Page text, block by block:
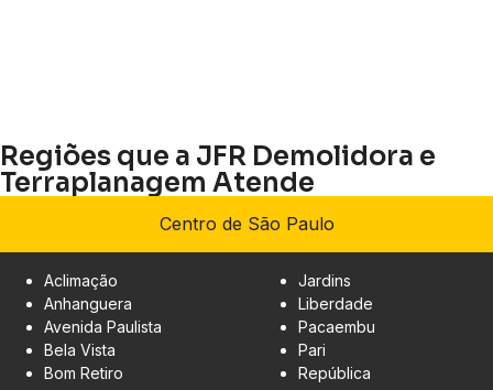
Regiões que a JFR Demolidora e
Terraplanagem Atende
Centro de São Paulo
Aclimação
Anhanguera
Avenida Paulista
Bela Vista
Bom Retiro
Jardins
Liberdade
Pacaembu
Pari
República